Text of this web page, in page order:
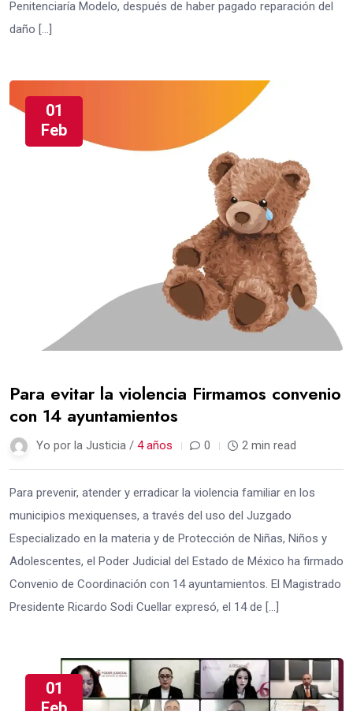
Penitenciaría Modelo, después de haber pagado reparación del
daño […]
01
Feb
Para evitar la violencia Firmamos convenio
con 14 ayuntamientos
Yo por la Justicia / 4 años 0 2 min read
Para prevenir, atender y erradicar la violencia familiar en los
municipios mexiquenses, a través del uso del Juzgado
Especializado en la materia y de Protección de Niñas, Niños y
Adolescentes, el Poder Judicial del Estado de México ha firmado
Convenio de Coordinación con 14 ayuntamientos. El Magistrado
Presidente Ricardo Sodi Cuellar expresó, el 14 de […]
01